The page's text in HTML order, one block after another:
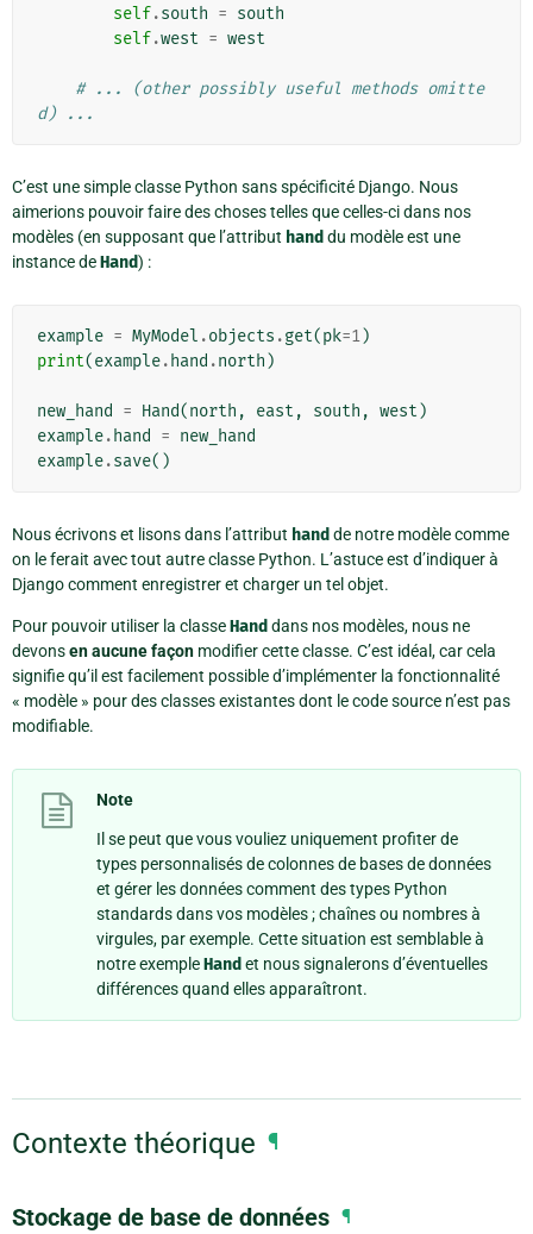
self.south = south
self.west = west
# ... (other possibly useful methods omitte
d) ...
C’est une simple classe Python sans spécificité Django. Nous
aimerions pouvoir faire des choses telles que celles-ci dans nos
modèles (en supposant que l’attribut hand du modèle est une
instance deHand) :
example = MyModel .objects .get(pk=1)
print(example. hand .north )
new_hand = Hand(north , east , south , west )
example. hand = new_hand
example.save()
Nous écrivons et lisons dans l’attribut hand de notre modèle comme
on le ferait avec tout autre classe Python. L’astuce est d’indiquer à
Django comment enregistrer et charger un tel objet.
Pour pouvoir utiliser la classeHand dans nos modèles, nous ne
devonsen aucune façon modifier cette classe. C’est idéal, car cela
signifie qu’il est facilement possible d’implémenter la fonctionnalité
« modèle » pour des classes existantes dont le code source n’est pas
modifiable.
Note
Il se peut que vous vouliez uniquement profiter de
types personnalisés de colonnes de bases de données
et gérer les données comment des types Python
standards dans vos modèles ; chaînes ou nombres à
virgules, par exemple. Cette situation est semblable à
notre exempleHand et nous signalerons d’éventuelles
différences quand elles apparaîtront.
Contexte théorique ¶
Stockage de base de données ¶